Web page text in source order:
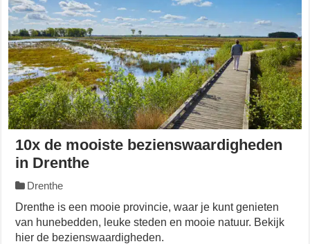
10x de mooiste bezienswaardigheden
in Drenthe
Drenthe
Drenthe is een mooie provincie, waar je kunt genieten
van hunebedden, leuke steden en mooie natuur. Bekijk
hier de bezienswaardigheden.